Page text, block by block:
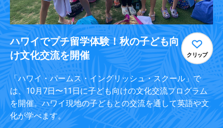
ハワイでプチ留学体験！秋の子ども向
け文化交流を開催
クリップ
「ハワイ・パームス・イングリッシュ・スクール」で
は、10月7日〜11日に子ども向けの文化交流プログラム
を開催。ハワイ現地の子どもとの交流を通して英語や文
化が学べます。